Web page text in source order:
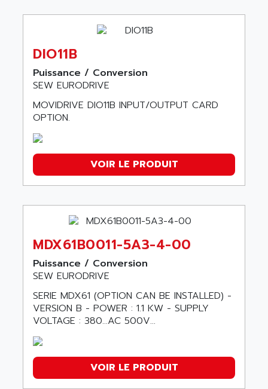
DIO11B
Puissance / Conversion
SEW EURODRIVE
MOVIDRIVE DIO11B INPUT/OUTPUT CARD
OPTION.
VOIR LE PRODUIT
MDX61B0011-5A3-4-00
Puissance / Conversion
SEW EURODRIVE
SERIE MDX61 (OPTION CAN BE INSTALLED) -
VERSION B - POWER : 1.1 KW - SUPPLY
VOLTAGE : 380…AC 500V...
VOIR LE PRODUIT